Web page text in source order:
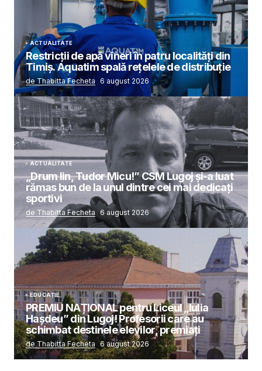
ACTUALITATE
Restricții de apă vineri în patru localități din
Timiș. Aquatim spală rețelele de distribuție
de Thabitta Fecheta 6 august 2026
ACTUALITATE
„Drum lin, Tudor Micu!” CSM Lugoj și-a luat
rămas bun de la unul dintre cei mai dedicați
sportivi
de Thabitta Fecheta 6 august 2026
EDUCAȚIE
PREMIU NAȚIONAL pentru Liceul „Iulia
Hașdeu” din Lugoj! Profesorii care au
schimbat destinele elevilor, premiați
de Thabitta Fecheta 6 august 2026